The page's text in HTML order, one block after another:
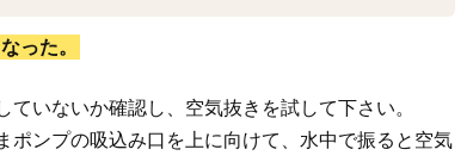
った。
いないか確認し、空気抜きを試して下さい。
ンプの吸込み口を上に向けて、水中で振ると空気